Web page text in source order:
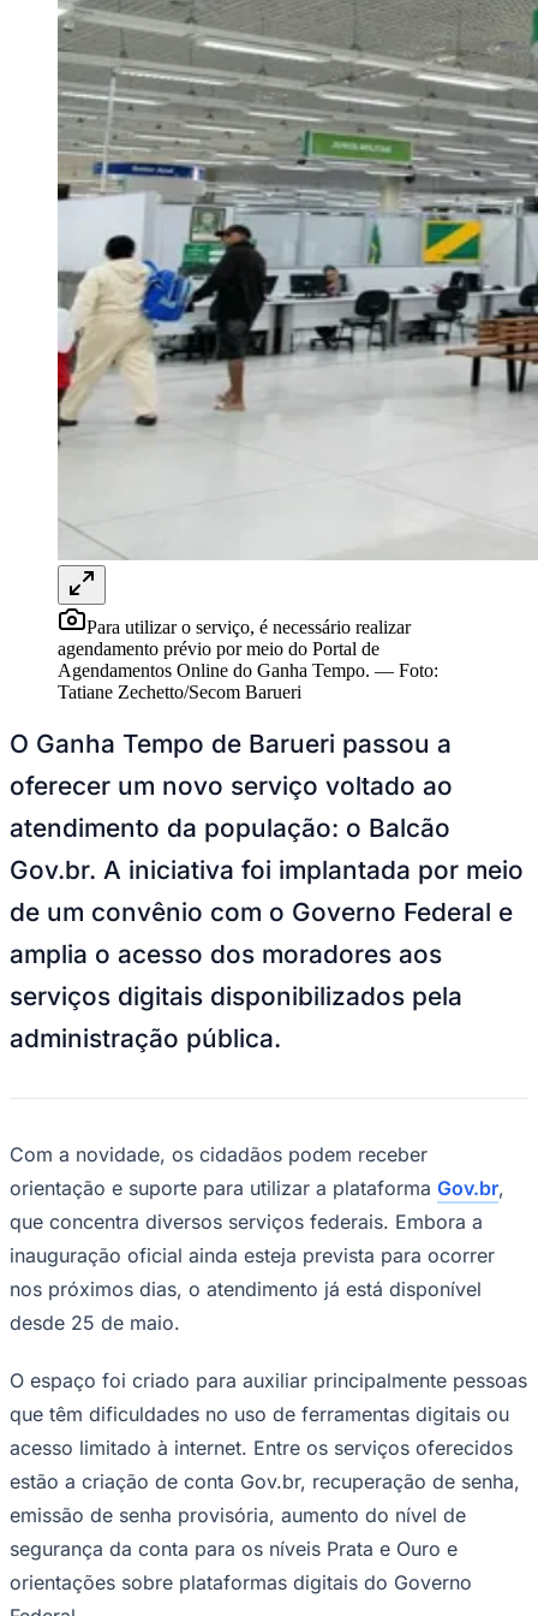
Para Sua Empresa
Anuncie Regional
Guia de Empresas
Vagas na RegiãoNovo
Hub de Negócios
Guia Comercial
Selo Verificado
Portal Educacional
Agenda de Vestibulares
Vagas de Emprego
Concursos
Panorama Econômico
Panorama Econômico
Para Sua Empresa
Anuncie no Portal
NBA
NFL
Fórmula 1
UFC
Tênis (ATP)
MLB
NHL
Atletismo
NBB
Competições de Futebol
Brasileirão Série A
Paulistão
Libertadores
Copa América
Premier League
Bundesliga
Times - Ir direto
Para utilizar o serviço, é necessário realizar
agendamento prévio por meio do Portal de
Agendamentos Online do Ganha Tempo. — Foto:
Tatiane Zechetto/Secom Barueri
O Ganha Tempo de Barueri passou a
oferecer um novo serviço voltado ao
atendimento da população: o Balcão
Gov.br. A iniciativa foi implantada por meio
de um convênio com o Governo Federal e
amplia o acesso dos moradores aos
serviços digitais disponibilizados pela
administração pública.
Com a novidade, os cidadãos podem receber
orientação e suporte para utilizar a plataforma Gov.br,
que concentra diversos serviços federais. Embora a
inauguração oficial ainda esteja prevista para ocorrer
nos próximos dias, o atendimento já está disponível
desde 25 de maio.
O espaço foi criado para auxiliar principalmente pessoas
que têm dificuldades no uso de ferramentas digitais ou
acesso limitado à internet. Entre os serviços oferecidos
estão a criação de conta Gov.br, recuperação de senha,
emissão de senha provisória, aumento do nível de
segurança da conta para os níveis Prata e Ouro e
orientações sobre plataformas digitais do Governo